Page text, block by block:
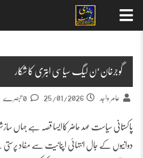
گوجرخان‘ن لیگ سیاسی ابتری کا شکار
عامر واجد 25/01/2026
پاکستانی سیاست عہد حاضر کاایسا قصہ ہے جہاں
دوانیوں کے جال انتہائی اپنانیت سے مفاد